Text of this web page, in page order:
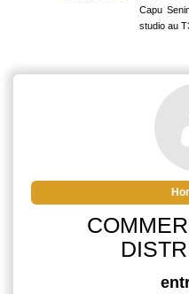
Capu
studio au
Corse du
moins de
Capu
studio au